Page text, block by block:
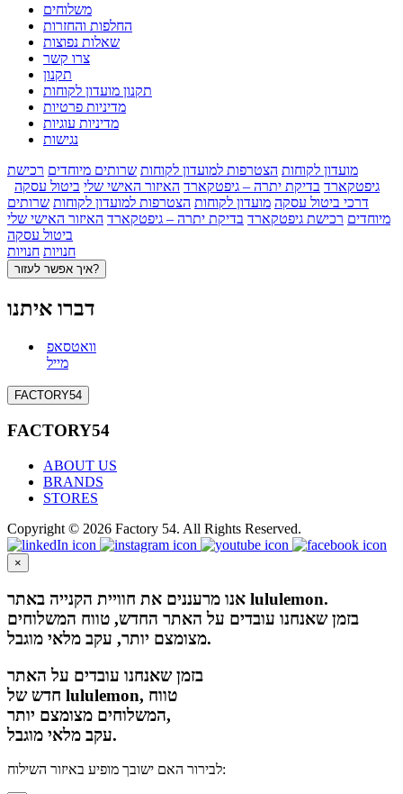
משלוחים
החלפות והחזרות
שאלות נפוצות
צרו קשר
תקנון
תקנון מועדון לקוחות
מדיניות פרטיות
מדיניות עוגיות
נגישות
מועדון לקוחות הצטרפות למועדון לקוחות שרותים מיוחדים רכישת
גיפטקארד בדיקת יתרה – גיפטקארד האיזור האישי שלי ביטול עסקה
דרכי ביטול עסקה מועדון לקוחות הצטרפות למועדון לקוחות שרותים
מיוחדים רכישת גיפטקארד בדיקת יתרה – גיפטקארד האיזור האישי שלי
ביטול עסקה
חנויות חנויות
איך אפשר לעזור?
דברו איתנו
וואטסאפ
מייל
FACTORY54
FACTORY54
ABOUT US
BRANDS
STORES
Copyright © 2026 Factory 54. All Rights Reserved.
×
אנו מרעננים את חוויית הקנייה באתר lululemon.
בזמן שאנחנו עובדים על האתר החדש, טווח המשלוחים
מצומצם יותר, עקב מלאי מוגבל.
בזמן שאנחנו עובדים על האתר
חדש של lululemon, טווח
המשלוחים מצומצם יותר,
עקב מלאי מוגבל.
לבירור האם ישובך מופיע באיזור השילוח: